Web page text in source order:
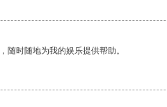
随时随地为我的娱乐提供帮助。